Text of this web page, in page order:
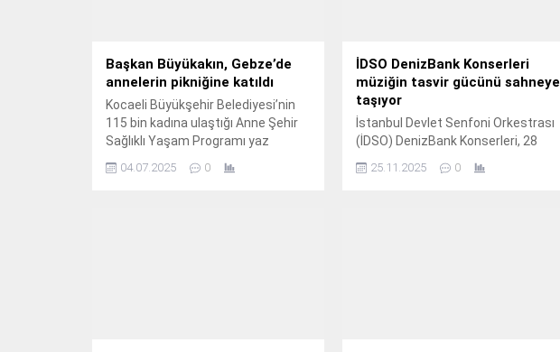
Başkan Büyükakın, Gebze’de
annelerin pikniğine katıldı
Kocaeli Büyükşehir Belediyesi’nin
115 bin kadına ulaştığı Anne Şehir
Sağlıklı Yaşam Programı yaz
aylarında da boş durmuyor.
04.07.2025 0
İDSO DenizBank Konserleri
müziğin tasvir gücünü sahneye
taşıyor
İstanbul Devlet Senfoni Orkestrası
(İDSO) DenizBank Konserleri, 28
Kasım Cuma akşamı müziğin
yaşamı ve doğayı tasvir gücünü
25.11.2025 0